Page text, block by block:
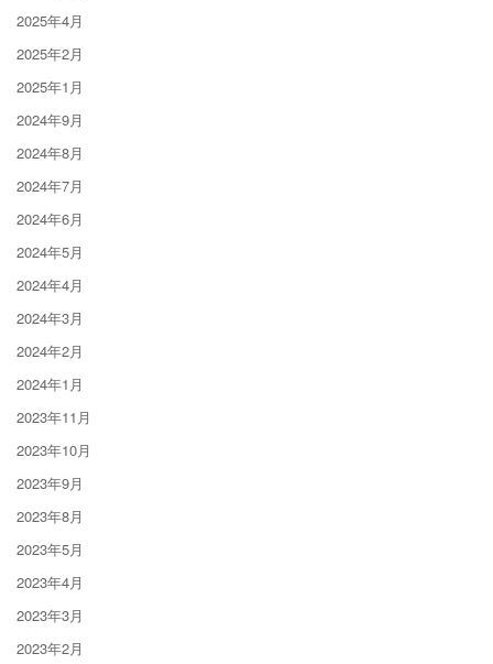
2025年4月
2025年2月
2025年1月
2024年9月
2024年8月
2024年7月
2024年6月
2024年5月
2024年4月
2024年3月
2024年2月
2024年1月
2023年11月
2023年10月
2023年9月
2023年8月
2023年5月
2023年4月
2023年3月
2023年2月